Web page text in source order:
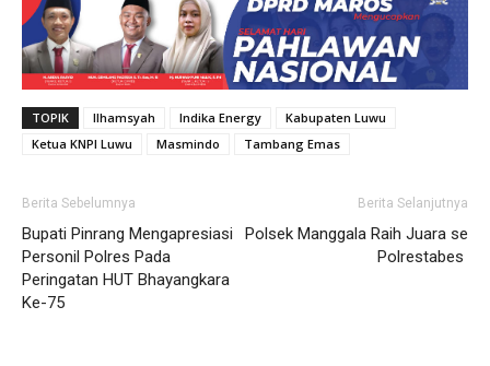
TOPIK Ilhamsyah Indika Energy
Kabupaten Luwu
Ketua KNPI Luwu
Masmindo Tambang Emas
Berita Sebelumnya
Bupati Pinrang Mengapresiasi
Personil Polres Pada
Peringatan HUT Bhayangkara
Ke-75
Berita Selanjutnya
Polsek Manggala Raih Juara se
Polrestabes